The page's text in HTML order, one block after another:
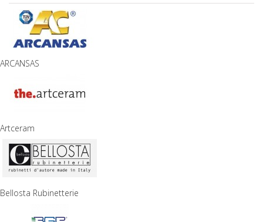
ARCANSAS
Artceram
Bellosta Rubinetterie